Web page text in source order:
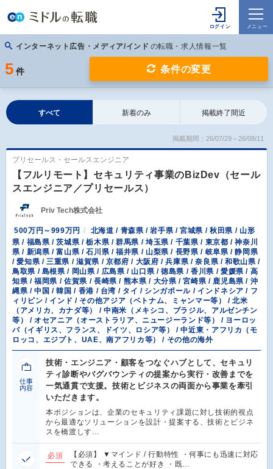
インターネット広告・メディア/インド の転職・求人情報一覧
5 件 条件の変更
すべて 新着のみ 掲載終了間近
掲載期間：26/07/29～26/08/11
プリセールス・セールスエンジニア
【フルリモート】セキュリティ事業のBizDev（セール
スエンジニア／プリセールス）
Priv Tech株式会社
500万円～999万円
北海道 / 青森県 / 岩手県 / 宮城県 / 秋田県 / 山形
県 / 福島県 / 茨城県 / 栃木県 / 群馬県 / 埼玉県 / 千葉県 / 東京都 / 神奈川
県 / 新潟県 / 富山県 / 石川県 / 福井県 / 山梨県 / 長野県 / 岐阜県 / 静岡県
/ 愛知県 / 三重県 / 滋賀県 / 京都府 / 大阪府 / 兵庫県 / 奈良県 / 和歌山県 /
鳥取県 / 島根県 / 岡山県 / 広島県 / 山口県 / 徳島県 / 香川県 / 愛媛県 / 高
知県 / 福岡県 / 佐賀県 / 長崎県 / 熊本県 / 大分県 / 宮崎県 / 鹿児島県 / 沖
縄県 / 中国 / 韓国 / 香港 / 台湾 / タイ / シンガポール / インドネシア / フ
ィリピン / インド / その他アジア（ベトナム、ミャンマー等） / 北米
（アメリカ、カナダ等） / 中南米（メキシコ、ブラジル、アルゼンチン
等） / オセアニア（オーストラリア、ニュージーランド等） / ヨーロッ
パ（イギリス、フランス、ドイツ、ロシア等） / 中近東・アフリカ（モ
ロッコ、エジプト、UAE、南アフリカ等） / その他の海外
仕事
内容
技術・エンジニア・顧客をつなぐハブとして、セキュリ
ティ診断やバグバウンティの提案から実行・改善までを
一気通貫で支援。技術とビジネスの両面から事業を牽引
いただきます。
本ポジションは、企業のセキュリティ課題に対し技術的視点
から最適なソリューションを設計・提案する、技術とビジネ
スを橋渡しす…
必須
【必須】 ▼マインド / 行動特性 ・何事にも迅速に対応
できる ・考えることが好き ・既…